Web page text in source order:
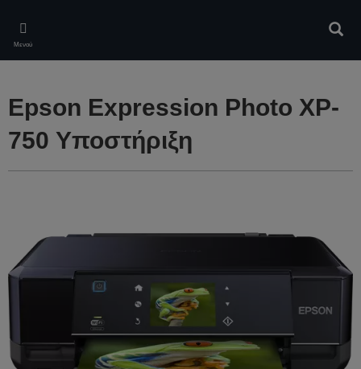
main
content
Μενού
Epson Expression Photo XP-
750 Υποστήριξη